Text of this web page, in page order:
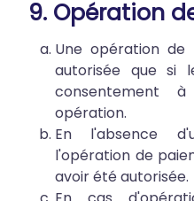
9. Opération
Une opération
autorisée que si
consentement
opération.
En l'absence
l'opération de
avoir été autorisée.